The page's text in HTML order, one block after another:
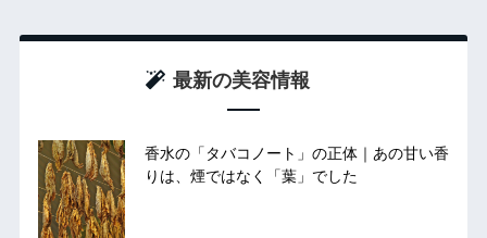
最新の美容情報
香水の「タバコノート」の正体｜あの甘い香
りは、煙ではなく「葉」でした